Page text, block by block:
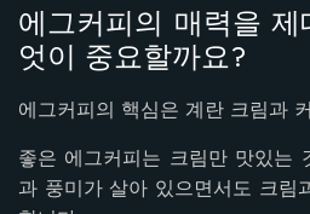
에그커피의 매력을
엇이 중요할까요?
에그커피의 핵심은 계란 크림과
좋은 에그커피는 크림만 맛있는
과 풍미가 살아 있으면서도 크림